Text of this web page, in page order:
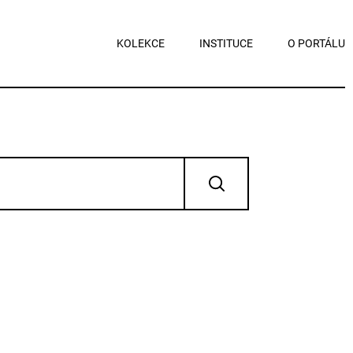
KOLEKCE INSTITUCE O PORTÁLU